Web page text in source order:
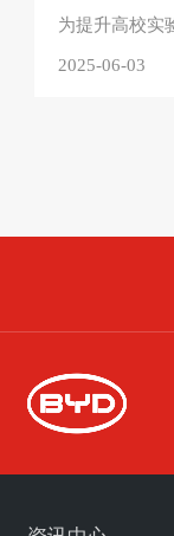
2025-06-03